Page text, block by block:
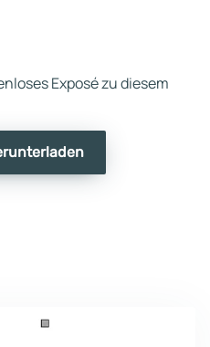
Exposé zu diesem